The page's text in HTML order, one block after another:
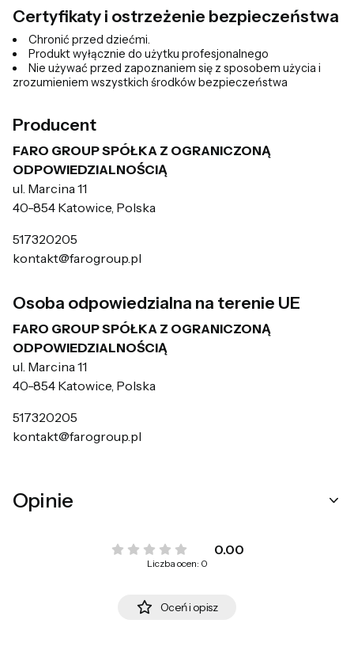
Certyfikaty i ostrzeżenie bezpieczeństwa
Chronić przed dziećmi.
Produkt wyłącznie do użytku profesjonalnego
Nie używać przed zapoznaniem się z sposobem użycia i
zrozumieniem wszystkich środków bezpieczeństwa
Producent
FARO GROUP SPÓŁKA Z OGRANICZONĄ
ODPOWIEDZIALNOŚCIĄ
ul. Marcina 11
40-854 Katowice, Polska
517320205
kontakt@farogroup.pl
Osoba odpowiedzialna na terenie UE
FARO GROUP SPÓŁKA Z OGRANICZONĄ
ODPOWIEDZIALNOŚCIĄ
ul. Marcina 11
40-854 Katowice, Polska
517320205
kontakt@farogroup.pl
Opinie
0.00
Liczba ocen: 0
Oceń i opisz